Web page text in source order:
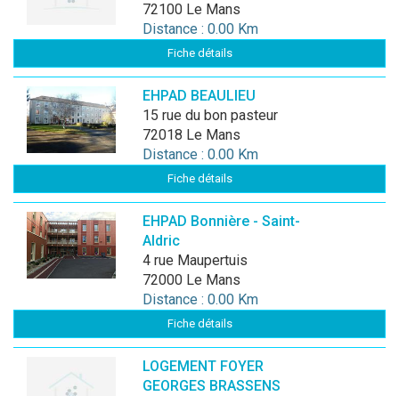
72100 Le Mans
Distance : 0.00 Km
Fiche détails
EHPAD BEAULIEU
15 rue du bon pasteur
72018 Le Mans
Distance : 0.00 Km
Fiche détails
EHPAD Bonnière - Saint-
Aldric
4 rue Maupertuis
72000 Le Mans
Distance : 0.00 Km
Fiche détails
LOGEMENT FOYER
GEORGES BRASSENS